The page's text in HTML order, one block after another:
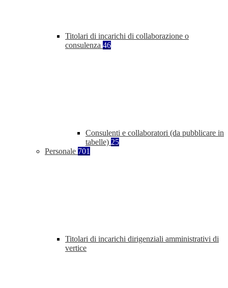
Titolari di incarichi di collaborazione o
consulenza 46
Consulenti e collaboratori (da pubblicare in
tabelle) 25
Personale 701
Titolari di incarichi dirigenziali amministrativi di
vertice